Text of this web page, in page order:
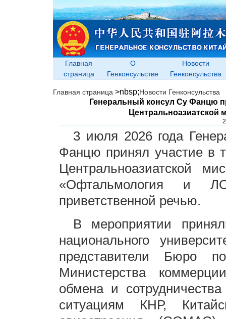
Главная
страница
О
Генконсульстве
Новости
Генконсульства
Главная страница >nbsp;Новости Генконсульства
Генеральный консул Су Фанцю
Центральноазиатской
3 июля 2026 года
Фанцю принял участие в
Центральноазиатской
«Офтальмология и
приветственной речью.
В мероприятии
национального
представители Бюро
Министерства
обмена и
ситуациям КНР,